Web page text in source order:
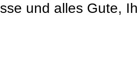
und alles Gute,